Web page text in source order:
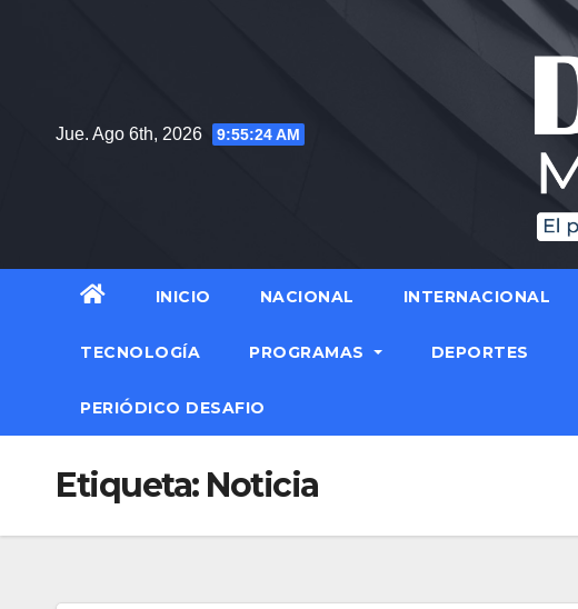
Jue. Ago 6th, 2026 9:55:25 AM
INICIO NACIONAL INTERNACIONAL
TECNOLOGÍA PROGRAMAS DEPORTES
PERIÓDICO DESAFIO
Etiqueta: Noticia